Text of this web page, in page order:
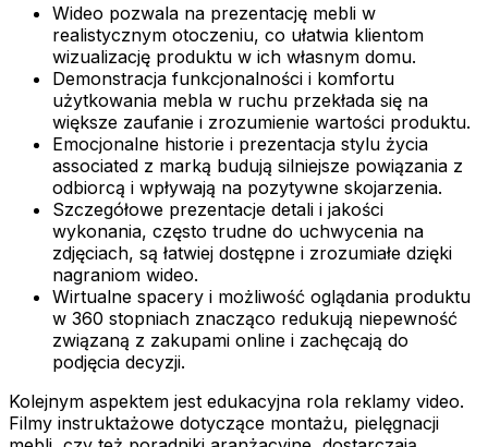
Wideo pozwala na prezentację mebli w
realistycznym otoczeniu, co ułatwia klientom
wizualizację produktu w ich własnym domu.
Demonstracja funkcjonalności i komfortu
użytkowania mebla w ruchu przekłada się na
większe zaufanie i zrozumienie wartości produktu.
Emocjonalne historie i prezentacja stylu życia
associated z marką budują silniejsze powiązania z
odbiorcą i wpływają na pozytywne skojarzenia.
Szczegółowe prezentacje detali i jakości
wykonania, często trudne do uchwycenia na
zdjęciach, są łatwiej dostępne i zrozumiałe dzięki
nagraniom wideo.
Wirtualne spacery i możliwość oglądania produktu
w 360 stopniach znacząco redukują niepewność
związaną z zakupami online i zachęcają do
podjęcia decyzji.
Kolejnym aspektem jest edukacyjna rola reklamy video.
Filmy instruktażowe dotyczące montażu, pielęgnacji